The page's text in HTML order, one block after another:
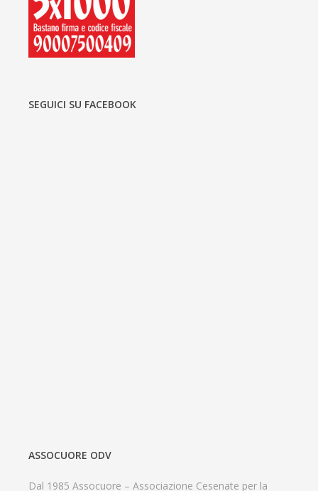
SEGUICI SU FACEBOOK
ASSOCUORE ODV
Dal 1985 Assocuore – Associazione Cesenate per la